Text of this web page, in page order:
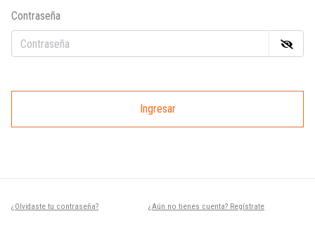
Contraseña
Ingresar
¿Olvidaste tu contraseña? ¿Aún no tienes cuenta? Regístrate